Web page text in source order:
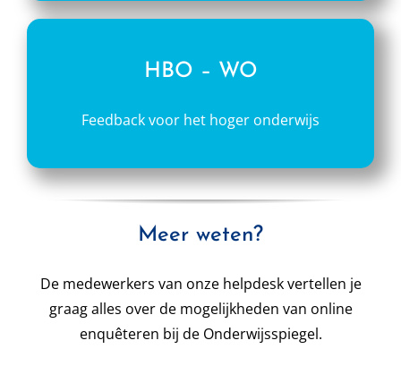
HBO – WO
Feedback voor het hoger onderwijs
Meer weten?
De medewerkers van onze helpdesk vertellen je
graag alles over de mogelijkheden van online
enquêteren bij de Onderwijsspiegel.